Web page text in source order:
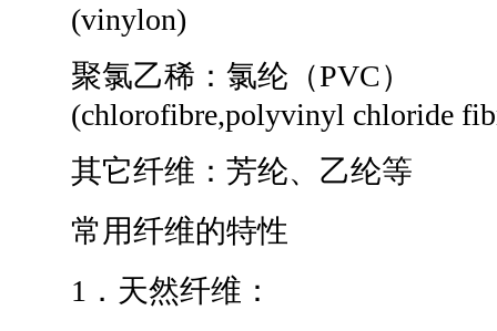
(vinylon)
聚氯乙稀：氯纶（PVC）
(chlorofibre,polyvinyl chloride
其它纤维：芳纶、乙纶等
常用纤维的特性
1．天然纤维：